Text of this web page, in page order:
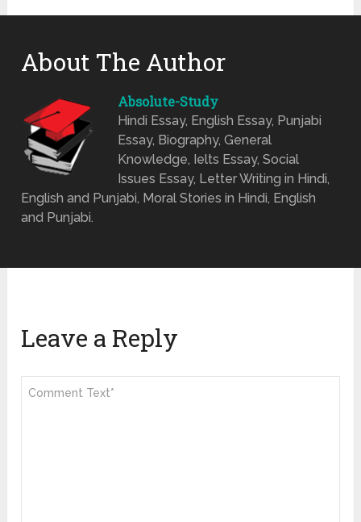
About The Author
Absolute-Study
Hindi Essay, English Essay, Punjabi
Essay, Biography, General
Knowledge, Ielts Essay, Social
Issues Essay, Letter Writing in Hindi,
English and Punjabi, Moral Stories in Hindi, English
and Punjabi.
Leave a Reply